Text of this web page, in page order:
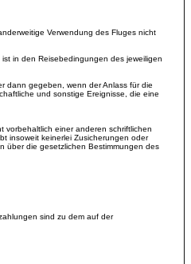
Verwendung des Fluges nicht
in den Reisebedingungen des jeweiligen
dann gegeben, wenn der Anlass für die
und sonstige Ereignisse, die eine
vorbehaltlich einer anderen schriftlichen
insoweit keinerlei Zusicherungen oder
über die gesetzlichen Bestimmungen des
sind zu dem auf der